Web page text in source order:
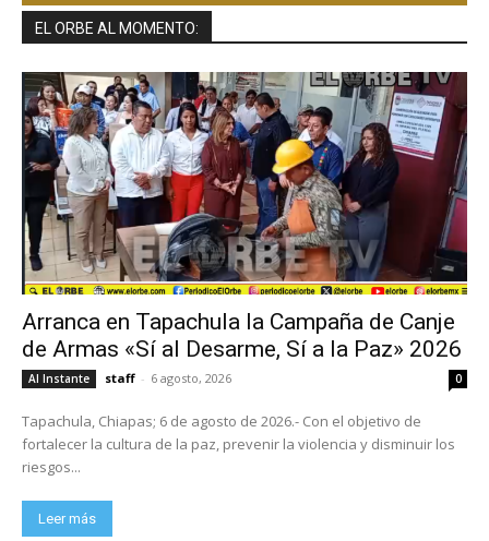
EL ORBE AL MOMENTO:
Arranca en Tapachula la Campaña de Canje
de Armas «Sí al Desarme, Sí a la Paz» 2026
Al Instante staff - 6 agosto, 2026 0
Tapachula, Chiapas; 6 de agosto de 2026.- Con el objetivo de
fortalecer la cultura de la paz, prevenir la violencia y disminuir los
riesgos...
Leer más